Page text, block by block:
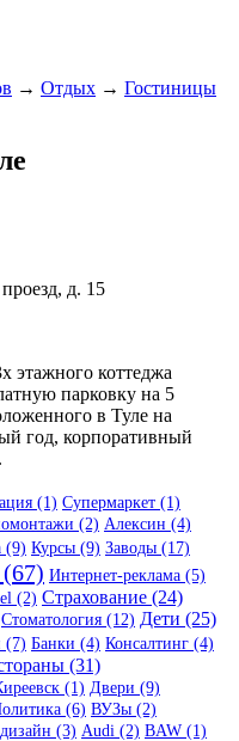
→ Отдых → Гостиницы
д. 15
этажного коттеджа
парковку на 5
в Туле на
год, корпоративный
(1) Супермаркет (1)
(2) Алексин (4)
(9) Курсы (9) Заводы (17)
Интернет-реклама (5)
(2) Страхование (24)
Стоматология (12) Дети (25)
(7) Банки (4) Консалтинг (4)
(31)
(1) Двери (9)
(6) ВУЗы (2)
(3) Audi (2) BAW (1)